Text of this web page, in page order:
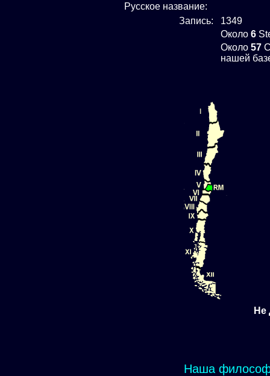
Русское название:
Запись:
1349
Около 6
Около 57
нашей
Не
Наша